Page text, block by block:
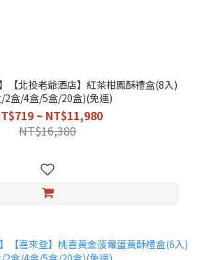
【北投老爺酒店】紅茶柑鳳酥禮盒(8入)
2盒/4盒/5盒/20盒)(免運)
~ NT$11,980
NT$16,380